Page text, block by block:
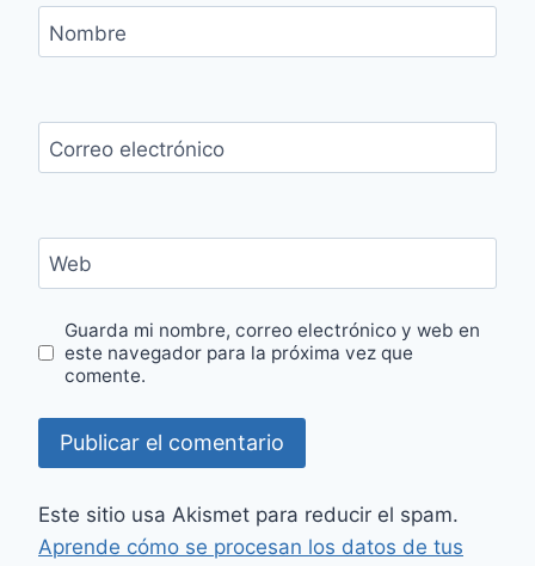
Nombre
Correo electrónico
Web
Guarda mi nombre, correo electrónico y web en
este navegador para la próxima vez que
comente.
Este sitio usa Akismet para reducir el spam.
Aprende cómo se procesan los datos de tus